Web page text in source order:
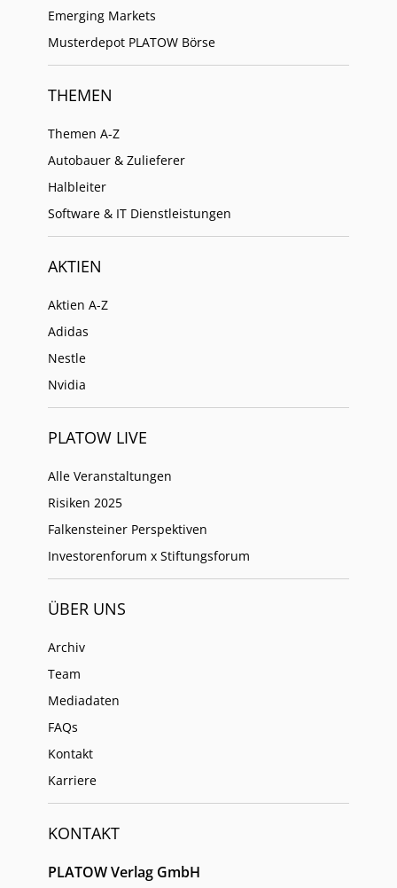
Emerging Markets
Musterdepot PLATOW Börse
THEMEN
Themen A-Z
Autobauer & Zulieferer
Halbleiter
Software & IT Dienstleistungen
AKTIEN
Aktien A-Z
Adidas
Nestle
Nvidia
PLATOW LIVE
Alle Veranstaltungen
Risiken 2025
Falkensteiner Perspektiven
Investorenforum x Stiftungsforum
ÜBER UNS
Archiv
Team
Mediadaten
FAQs
Kontakt
Karriere
KONTAKT
PLATOW Verlag GmbH